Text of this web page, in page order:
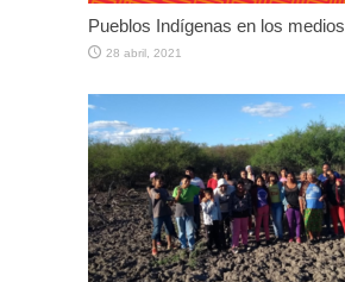
Pueblos Indígenas en los medios
28 abril, 2021